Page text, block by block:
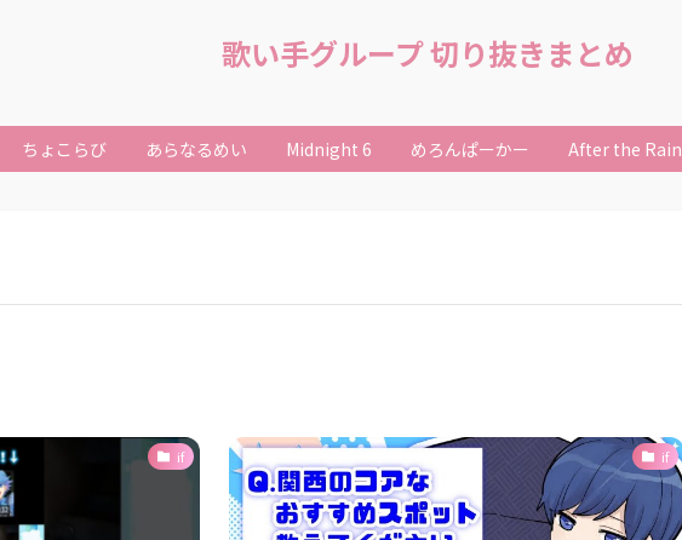
歌い手グループ 切り抜きまとめ
ちょこらび あらなるめい Midnight 6 めろんぱーかー After the Rain
if if